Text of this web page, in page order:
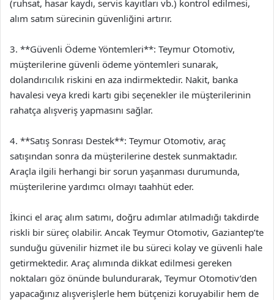
(ruhsat, hasar kaydı, servis kayıtları vb.) kontrol edilmesi,
alım satım sürecinin güvenliğini artırır.
3. **Güvenli Ödeme Yöntemleri**: Teymur Otomotiv,
müşterilerine güvenli ödeme yöntemleri sunarak,
dolandırıcılık riskini en aza indirmektedir. Nakit, banka
havalesi veya kredi kartı gibi seçenekler ile müşterilerinin
rahatça alışveriş yapmasını sağlar.
4. **Satış Sonrası Destek**: Teymur Otomotiv, araç
satışından sonra da müşterilerine destek sunmaktadır.
Araçla ilgili herhangi bir sorun yaşanması durumunda,
müşterilerine yardımcı olmayı taahhüt eder.
İkinci el araç alım satımı, doğru adımlar atılmadığı takdirde
riskli bir süreç olabilir. Ancak Teymur Otomotiv, Gaziantep’te
sunduğu güvenilir hizmet ile bu süreci kolay ve güvenli hale
getirmektedir. Araç alımında dikkat edilmesi gereken
noktaları göz önünde bulundurarak, Teymur Otomotiv’den
yapacağınız alışverişlerle hem bütçenizi koruyabilir hem de